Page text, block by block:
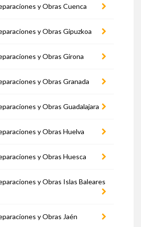
y Obras Cuenca
y Obras Gipuzkoa
y Obras Girona
y Obras Granada
y Obras Guadalajara
y Obras Huelva
y Obras Huesca
y Obras Islas Baleares
y Obras Jaén